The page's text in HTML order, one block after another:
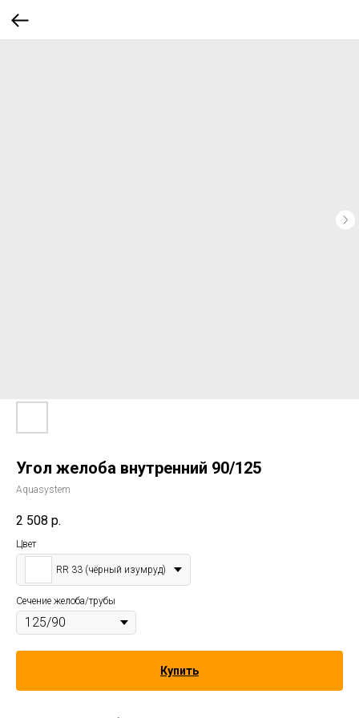
Угол желоба внутренний 90/125
Aquasystem
2 508 р.
Цвет
RR 33 (чёрный изумруд)
Сечение желоба/трубы
Купить